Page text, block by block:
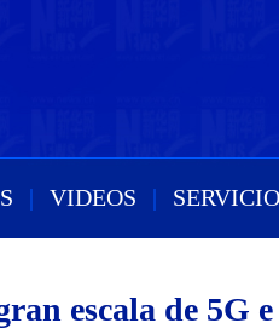
| VIDEOS |
escala de 5G